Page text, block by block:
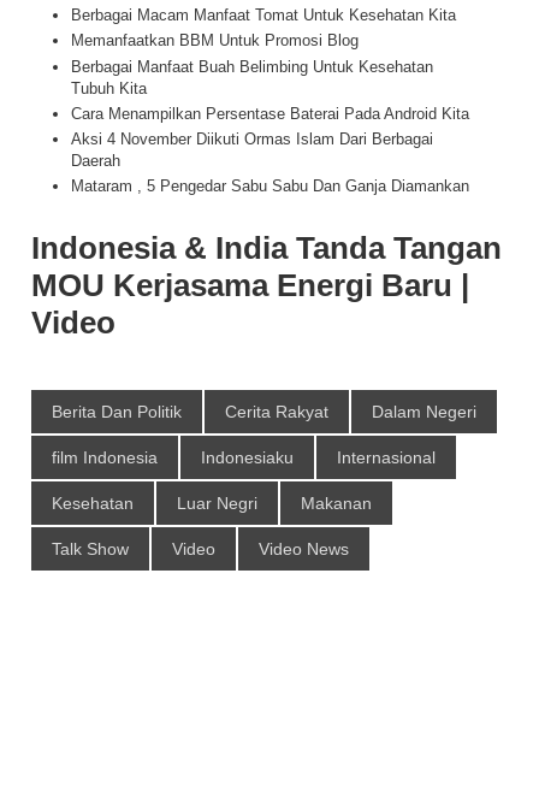
Berbagai Macam Manfaat Tomat Untuk Kesehatan Kita
Memanfaatkan BBM Untuk Promosi Blog
Berbagai Manfaat Buah Belimbing Untuk Kesehatan
Tubuh Kita
Cara Menampilkan Persentase Baterai Pada Android Kita
Aksi 4 November Diikuti Ormas Islam Dari Berbagai
Daerah
Mataram , 5 Pengedar Sabu Sabu Dan Ganja Diamankan
Indonesia & India Tanda Tangan
MOU Kerjasama Energi Baru |
Video
Berita Dan Politik Cerita Rakyat Dalam Negeri
film Indonesia Indonesiaku Internasional
Kesehatan Luar Negri Makanan
Talk Show Video Video News